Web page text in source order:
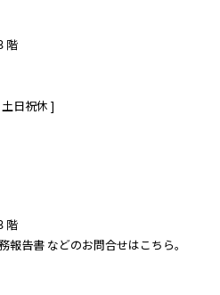
階
日祝休 ]
階
告書 などのお問合せはこちら。